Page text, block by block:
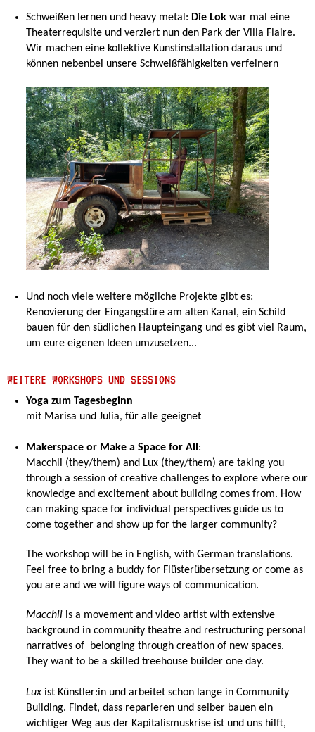
Schweißen lernen und heavy metal: Die Lok war mal eine
Theaterrequisite und verziert nun den Park der Villa Flaire.
Wir machen eine kollektive Kunstinstallation daraus und
können nebenbei unsere Schweißfähigkeiten verfeinern
Und noch viele weitere mögliche Projekte gibt es:
Renovierung der Eingangstüre am alten Kanal, ein Schild
bauen für den südlichen Haupteingang und es gibt viel Raum,
um eure eigenen Ideen umzusetzen...
WEITERE WORKSHOPS UND SESSIONS
Yoga zum Tagesbeginn
mit Marisa und Julia, für alle geeignet
Makerspace or Make a Space for All :
Macchli (they/them) and Lux (they/them) are taking you
through a session of creative challenges to explore where our
knowledge and excitement about building comes from. How
can making space for individual perspectives guide us to
come together and show up for the larger community?
The workshop will be in English, with German translations.
Feel free to bring a buddy for Flüsterübersetzung or come as
you are and we will figure ways of communication.
Macchli is a movement and video artist with extensive
background in community theatre and restructuring personal
narratives of belonging through creation of new spaces.
They want to be a skilled treehouse builder one day.
Lux ist Künstler:in und arbeitet schon lange in Community
Building. Findet, dass reparieren und selber bauen ein
wichtiger Weg aus der Kapitalismuskrise ist und uns hilft,